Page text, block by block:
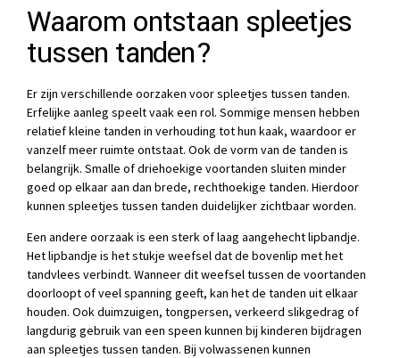
Waarom ontstaan spleetjes
tussen tanden?
Er zijn verschillende oorzaken voor spleetjes tussen tanden.
Erfelijke aanleg speelt vaak een rol. Sommige mensen hebben
relatief kleine tanden in verhouding tot hun kaak, waardoor er
vanzelf meer ruimte ontstaat. Ook de vorm van de tanden is
belangrijk. Smalle of driehoekige voortanden sluiten minder
goed op elkaar aan dan brede, rechthoekige tanden. Hierdoor
kunnen spleetjes tussen tanden duidelijker zichtbaar worden.
Een andere oorzaak is een sterk of laag aangehecht lipbandje.
Het lipbandje is het stukje weefsel dat de bovenlip met het
tandvlees verbindt. Wanneer dit weefsel tussen de voortanden
doorloopt of veel spanning geeft, kan het de tanden uit elkaar
houden. Ook duimzuigen, tongpersen, verkeerd slikgedrag of
langdurig gebruik van een speen kunnen bij kinderen bijdragen
aan spleetjes tussen tanden. Bij volwassenen kunnen